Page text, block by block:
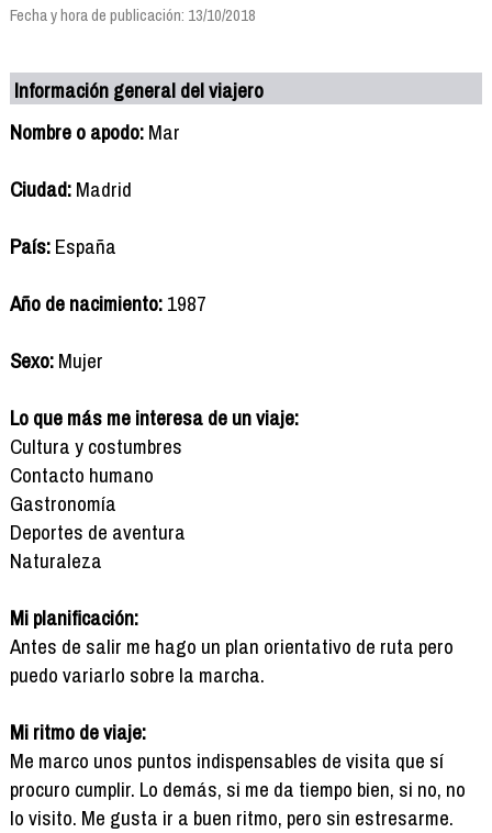
Fecha y hora de publicación: 13/10/2018
Información general del viajero
Nombre o apodo:Mar
Ciudad:Madrid
País:España
Año de nacimiento:1987
Sexo:Mujer
Lo que más me interesa de un viaje:
Cultura y costumbres
Contacto humano
Gastronomía
Deportes de aventura
Naturaleza
Mi planificación:
Antes de salir me hago un plan orientativo de ruta pero
puedo variarlo sobre la marcha.
Mi ritmo de viaje:
Me marco unos puntos indispensables de visita que sí
procuro cumplir. Lo demás, si me da tiempo bien, si no, no
lo visito. Me gusta ir a buen ritmo, pero sin estresarme.